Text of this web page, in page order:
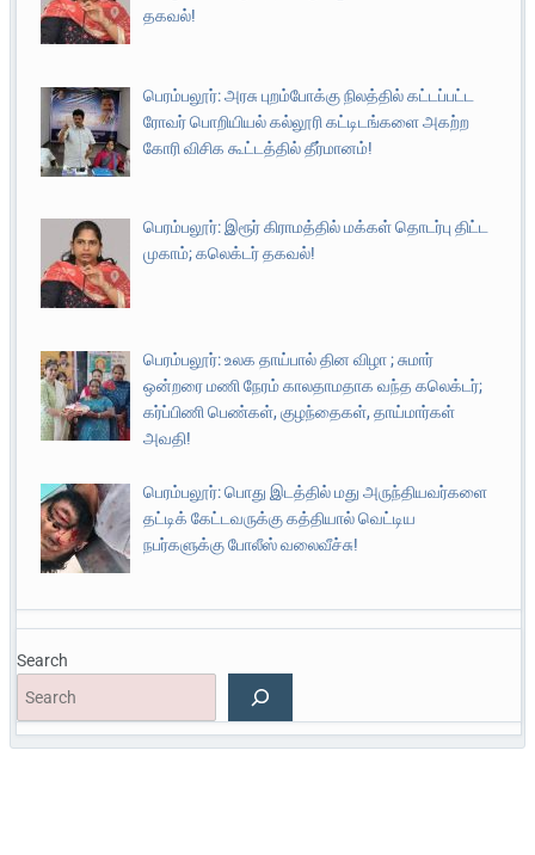
தகவல்!
பெரம்பலூர்: அரசு புறம்போக்கு நிலத்தில் கட்டப்பட்ட
ரோவர் பொறியியல் கல்லூரி கட்டிடங்களை அகற்ற
கோரி விசிக கூட்டத்தில் தீர்மானம்!
பெரம்பலூர்: இரூர் கிராமத்தில் மக்கள் தொடர்பு திட்ட
முகாம்; கலெக்டர் தகவல்!
பெரம்பலூர்: உலக தாய்பால் தின விழா ; சுமார்
ஒன்றரை மணி நேரம் காலதாமதாக வந்த கலெக்டர்;
கர்ப்பிணி பெண்கள், குழந்தைகள், தாய்மார்கள்
அவதி!
பெரம்பலூர்: பொது இடத்தில் மது அருந்தியவர்களை
தட்டிக் கேட்டவருக்கு கத்தியால் வெட்டிய
நபர்களுக்கு போலீஸ் வலைவீச்சு!
Search